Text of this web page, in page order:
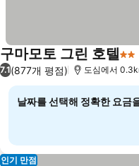
구마모토 그린 호텔2 성
7.1(877개 평점) 도심에서
날짜를 선택해 정확한 요금
인기 만점